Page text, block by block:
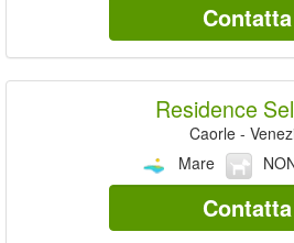
Contatta
Residence
Caorle -
Mare
Contatta